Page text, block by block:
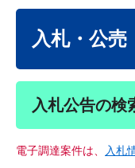
入札・公売
入札公告の検
電子調達案件は、 入札